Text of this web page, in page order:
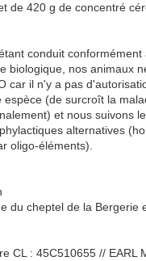
de 420 g de concentré
conduit conformément
biologique, nos animaux
car il n'y a pas
espèce (de surcroît la
et nous suivons
alternatives
oligo-éléments).
du cheptel de la Bergerie
CL : 45C510655 // EARL